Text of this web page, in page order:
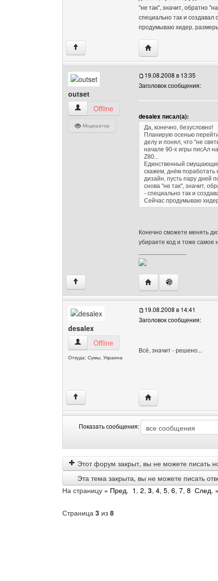
"не так", значит, обратно
специально так и
продумываю хидер,
↑ Посетить сайт
outset
outset Посмотреть профиль
Offline
Модератор
19.08.2008 в 13:35
Заголовок сообщения:
desalex писал(а):
Да, конечно, безусловно!
Планирую осенью
делу и понял, что "не
начале 90-х игры писАл
Z80...
Единственный
скажем, днём поработать
дизайн, пусть пару дней
снова "не так", значит,
- специально так и
Сейчас продумываю
Конечно сможете менять
убираете код и тоже самое
↑ Посетить сайт
desalex
desalex Посмотреть профиль
Offline
Откуда: Сумы, Украина
19.08.2008 в 14:41
Заголовок сообщения:
Всё, значит - решено...
↑ Посетить сайт
Показать сообщения:
сообщения
by
Этот форум закрыт, вы не можете писать
Эта тема закрыта, вы не можете писать
На страницу « Пред. 1 , 2, 3, 4, 5, 6, 7, 8 След.
Страница 3 из 8